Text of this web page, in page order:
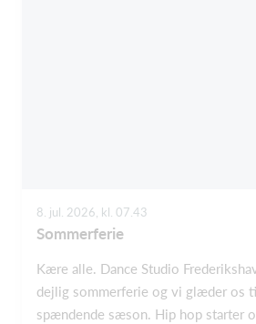
8. jul. 2026, kl. 07.43
Sommerferie
Kære alle. Dance Studio
dejlig sommerferie og vi glæder os
spændende sæson. Hip hop starter